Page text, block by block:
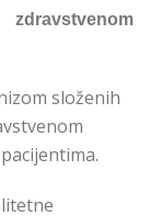
složenih